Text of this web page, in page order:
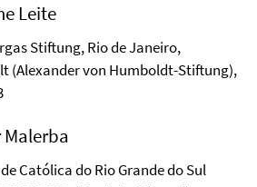
Leite
Stiftung, Rio de Janeiro,
(Alexander von Humboldt-Stiftung),
Malerba
Católica do Rio Grande do Sul